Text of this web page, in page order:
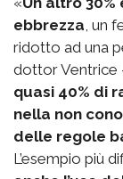
ebbrezza , un
ridotto ad una
dottor Ventrice
quasi 40% di
nella non
delle regole
L’esempio più